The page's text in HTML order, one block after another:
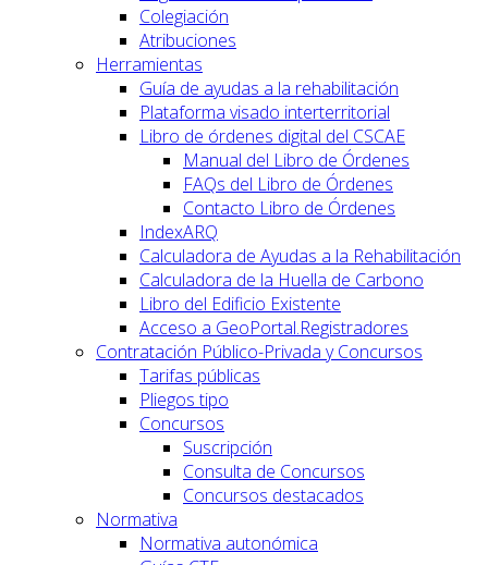
Colegiación
Atribuciones
Herramientas
Guía de ayudas a la rehabilitación
Plataforma visado interterritorial
Libro de órdenes digital del CSCAE
Manual del Libro de Órdenes
FAQs del Libro de Órdenes
Contacto Libro de Órdenes
IndexARQ
Calculadora de Ayudas a la Rehabilitación
Calculadora de la Huella de Carbono
Libro del Edificio Existente
Acceso a GeoPortal.Registradores
Contratación Público-Privada y Concursos
Tarifas públicas
Pliegos tipo
Concursos
Suscripción
Consulta de Concursos
Concursos destacados
Normativa
Normativa autonómica